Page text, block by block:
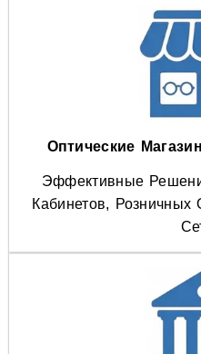
Оптические
Эффективные
Кабинетов, Розничных